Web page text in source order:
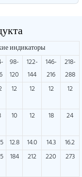
индикаторы
98-
120
122-
144
146-
216
218-
288
12 12 12 12
10 12 18 24
12.8 14.0 14.3
16.2
184 212 220 273